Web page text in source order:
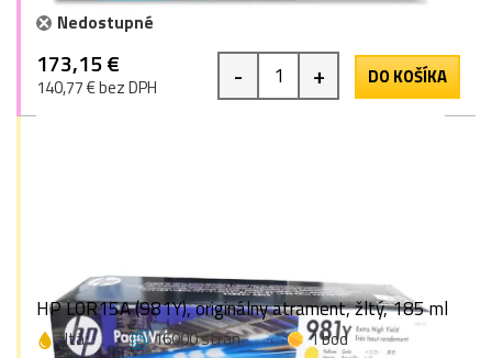
Nedostupné
173,15 €
140,77 € bez DPH - + DO KOŠÍKA
HP L0R15A (981Y), originálny atrament, žltý, 185 ml
žltá 16000 strán
1 bod